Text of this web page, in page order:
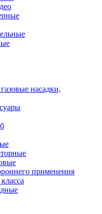
насадки,
применения